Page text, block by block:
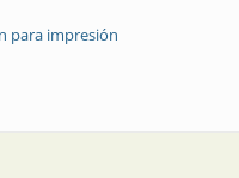
para impresión